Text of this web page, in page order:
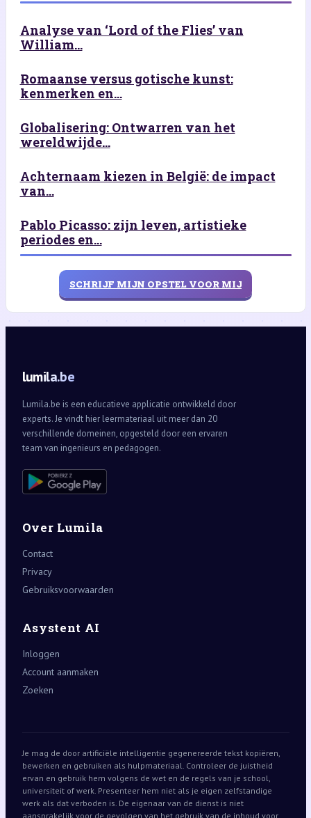
Analyse van ‘Lord of the Flies’ van
William...
Romaanse versus gotische kunst:
kenmerken en...
Globalisering: Ontwarren van het
wereldwijde...
Achternaam kiezen in België: de impact
van...
Pablo Picasso: zijn leven, artistieke
periodes en...
SCHRIJF MIJN OPSTEL VOOR MIJ
lumila.be
Lumila.be is een educatieve applicatie ontwikkeld door
experts. Je vindt hier leermateriaal uit meer dan 20
verschillende domeinen, opgesteld door een ervaren
team van ingenieurs en pedagogen.
Over Lumila
Contact
Privacy
Gebruiksvoorwaarden
Asystent AI
Inloggen
Account aanmaken
Zoeken
Je mag de door artificiële intelligentie gegenereerde tekst kopiëren,
bewerken en gebruiken als hulpmateriaal. Controleer de juistheid
ervan en gebruik hem volgens de wet en de regels van je school,
universiteit of werk. Presenteer hem niet als je eigen zelfstandige
werk als dat verboden is. De eigenaar van de dienst is niet
aansprakelijk voor de gevolgen van het gebruik van de inhoud voor